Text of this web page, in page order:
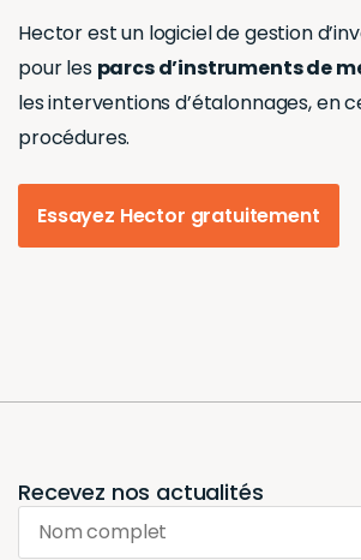
Hector est un logiciel de gestion
pour les parcs d’instruments de
les interventions d’étalonnages, en
procédures.
Essayez Hector gratuitement
Recevez nos actualités
Nom complet